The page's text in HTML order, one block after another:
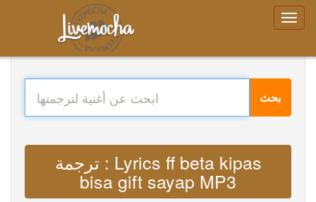
بحث
ترجمة : Lyrics ff beta kipas
bisa gift sayap MP3